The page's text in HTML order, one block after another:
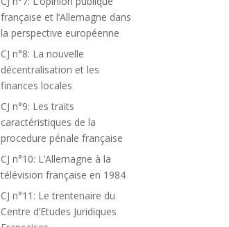
française et l’Allemagne dans
la perspective européenne
CJ n°8: La nouvelle
décentralisation et les
finances locales
CJ n°9: Les traits
caractéristiques de la
procedure pénale française
CJ n°10: L’Allemagne à la
télévision française en 1984
CJ n°11: Le trentenaire du
Centre d’Etudes Juridiques